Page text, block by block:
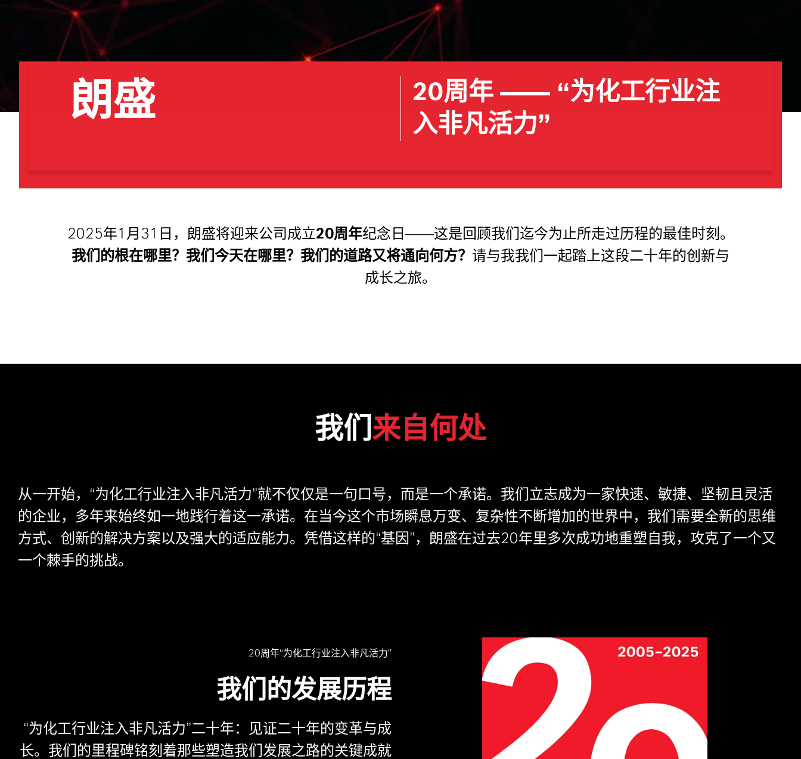
朗盛
20周年​ —— “为化工行业注
入非凡活力”
2025年1月31日，朗盛将迎来公司成立20周年纪念日——这是回顾我们迄今为止所走过历程的最佳时刻。
我们的根在哪里？我们今天在哪里？我们的道路又将通向何方？ 请与我我们一起踏上这段二十年的创新与
成长之旅。
我们来自何处
从一开始，“为化工行业注入非凡活力”就不仅仅是一句口号，而是一个承诺。我们立志成为一家快速、敏捷、坚韧且灵活
的企业，多年来始终如一地践行着这一承诺。在当今这个市场瞬息万变、复杂性不断增加的世界中，我们需要全新的思维
方式、创新的解决方案以及强大的适应能力。凭借这样的“基因”，朗盛在过去20年里多次成功地重塑自我，攻克了一个又
一个棘手的挑战。
20周年“为化工行业注入非凡活力”
我们的发展历程
“为化工行业注入非凡活力”二十年：见证二十年的变革与成
长。我们的里程碑铭刻着那些塑造我们发展之路的关键成就